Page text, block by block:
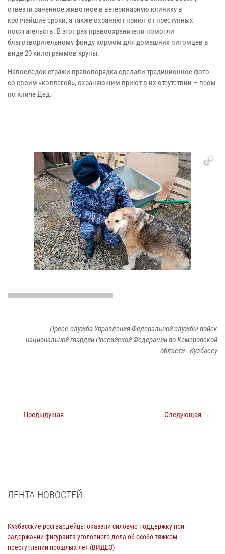
отвезти раненное животное в ветеринарную клинику в
кротчайшие сроки, а также охраняют приют от преступных
посягательств. В этот раз правоохранители помогли
благотворительному фонду кормом для домашних питомцев в
виде 20 килограммов крупы.
Напоследок стражи правопорядка сделали традиционное фото
со своим «коллегой», охраняющим приют в их отсутствии – псом
по кличе Дед.
Пресс-служба Управления Федеральной службы войск
национальной гвардии Российской Федерации по Кемеровской
области - Кузбассу
← Предыдущая Следующая →
ЛЕНТА НОВОСТЕЙ
Кузбасские росгвардейцы оказали силовую поддержку при
задержании фигуранта уголовного дела об особо тяжком
преступлении прошлых лет (ВИДЕО)